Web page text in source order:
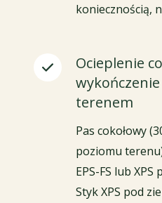
koniecznością,
Ocieplenie
terenem
Pas cokołowy
poziomu
EPS-FS lub
Styk XPS pod